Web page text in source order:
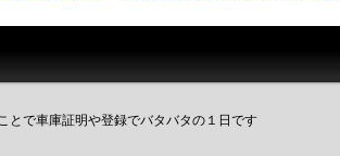
とで車庫証明や登録でバタバタの１日です